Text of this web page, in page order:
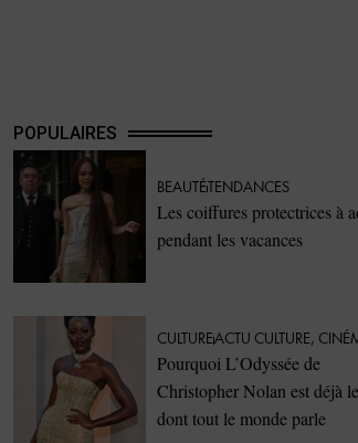
POPULAIRES
BEAUTÉTENDANCES
Les coiffures protectrices à
pendant les vacances
CULTUREACTU CULTURE,
Pourquoi L’Odyssée de
Christopher Nolan est déjà
dont tout le monde parle